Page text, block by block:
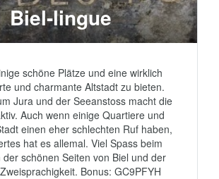
Biel-lingue
schöne Plätze und eine wirklich
und charmante Altstadt zu bieten.
Jura und der Seeanstoss macht die
Auch wenn einige Quartiere und
einen eher schlechten Ruf haben,
hat es allemal. Viel Spass beim
der schönen Seiten von Biel und der
Bonus: GC9PFYH